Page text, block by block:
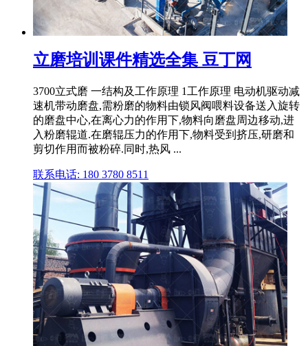
立磨培训课件精选全集 豆丁网
3700立式磨 一结构及工作原理 1工作原理 电动机驱动减
速机带动磨盘,需粉磨的物料由锁风阀喂料设备送入旋转
的磨盘中心,在离心力的作用下,物料向磨盘周边移动,进
入粉磨辊道.在磨辊压力的作用下,物料受到挤压,研磨和
剪切作用而被粉碎.同时,热风 ...
联系电话: 180 3780 8511